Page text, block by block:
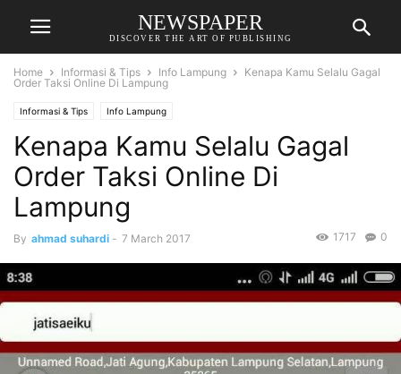
NEWSPAPER
DISCOVER THE ART OF PUBLISHING
Home Informasi & Tips Info Lampung
Kenapa Kamu Selalu Gagal
Order Taksi Online Di Lampung
Informasi & Tips Info Lampung
Kenapa Kamu Selalu Gagal
Order Taksi Online Di
Lampung
By ahmad suhardi - 7 March 2017 0
1717